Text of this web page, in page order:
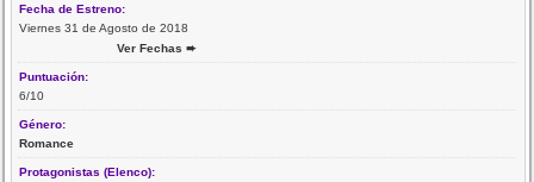
Fecha de Estreno:
Viernes 31 de Agosto de 2018
Ver Fechas ➨
Puntuación:
6/10
Género:
Romance
Protagonistas (Elenco):